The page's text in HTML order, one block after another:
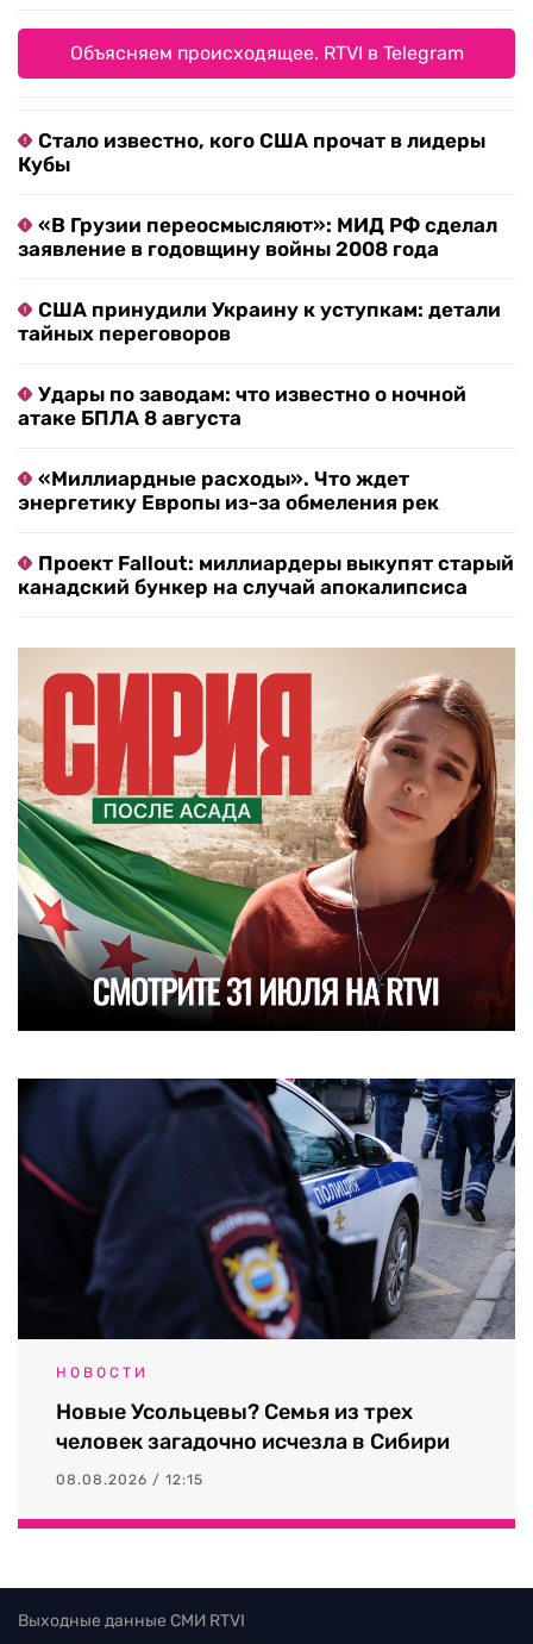
Объясняем происходящее. RTVI в Telegram
Стало известно, кого США прочат в лидеры
Кубы
«В Грузии переосмысляют»: МИД РФ сделал
заявление в годовщину войны 2008 года
США принудили Украину к уступкам: детали
тайных переговоров
Удары по заводам: что известно о ночной
атаке БПЛА 8 августа
«Миллиардные расходы». Что ждет
энергетику Европы из-за обмеления рек
Проект Fallout: миллиардеры выкупят старый
канадский бункер на случай апокалипсиса
НОВОСТИ
Новые Усольцевы? Семья из трех
человек загадочно исчезла в Сибири
08.08.2026 / 12:15
Выходные данные СМИ RTVI